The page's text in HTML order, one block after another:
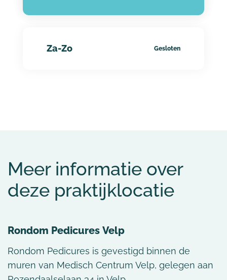
Za-Zo Gesloten
Meer informatie over
deze praktijklocatie
Rondom Pedicures Velp
Rondom Pedicures is gevestigd binnen de
muren van Medisch Centrum Velp, gelegen aan